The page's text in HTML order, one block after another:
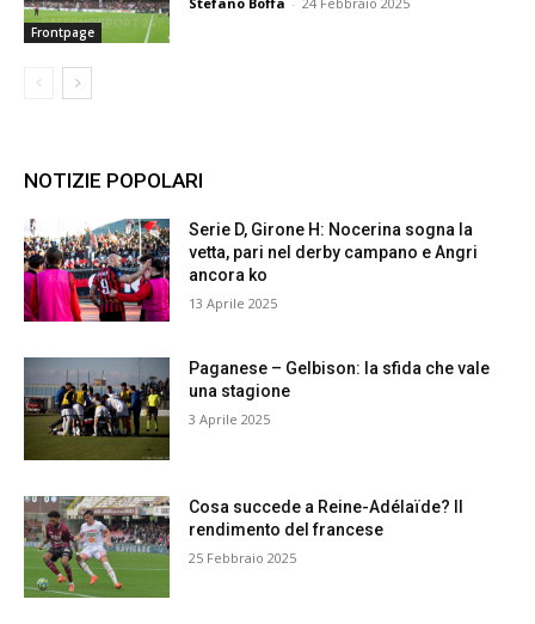
Frontpage
NOTIZIE POPOLARI
Serie D, Girone H: Nocerina sogna la
vetta, pari nel derby campano e Angri
ancora ko
13 Aprile 2025
Paganese – Gelbison: la sfida che vale
una stagione
3 Aprile 2025
Cosa succede a Reine-Adélaïde? Il
rendimento del francese
25 Febbraio 2025